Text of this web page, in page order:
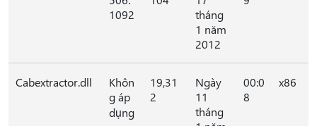
1092
tháng
1 năm
2012
Cabextractor.dll
Khôn
g áp
dụng
19,31
2
Ngày
11
tháng
00:0
8
x86